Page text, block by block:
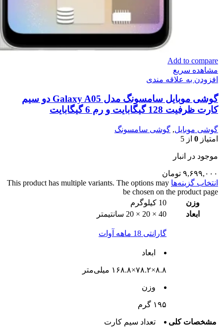
Add to compare
مشاهده سریع
افزودن به علاقه مندی
گوشی موبایل سامسونگ مدل Galaxy A05 دو سیم
کارت ظرفیت 128 گیگابایت و رم 6 گیگابایت
گوشی موبایل, گوشی سامسونگ
امتیاز 0 از 5
موجود در انبار
۹,۶۹۹,۰۰۰ تومان
انتخاب گزینه‌ها This product has multiple variants. The options may
be chosen on the product page
وزن
10 کیلوگرم
ابعاد
40 × 20 × 20 سانتیمتر
گارانتی 18 ماهه آوات
مشخصات کلی
ابعاد
۸.۸×۷۸.۲×۱۶۸.۸ میلی‌متر
وزن
۱۹۵ گرم
تعداد سيم کارت